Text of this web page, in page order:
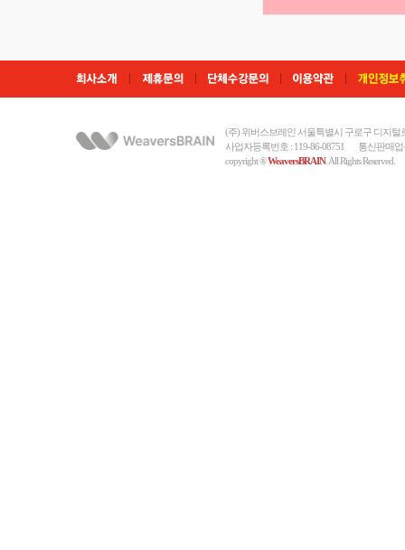
(주) 위버스브레인 서울특별시 구로구 디지털
사업자등록번호 : 119-86-08751
통신판매업
copyright ®WeaversBRAIN. All Rights Reserved.